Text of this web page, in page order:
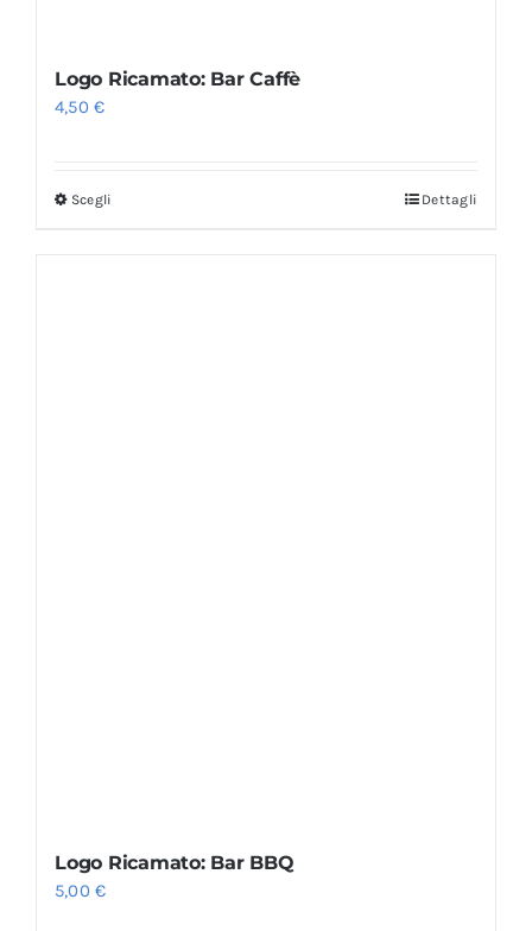
Logo Ricamato: Bar Caffè
4,50€
Scegli Dettagli
Logo Ricamato: Bar BBQ
5,00€